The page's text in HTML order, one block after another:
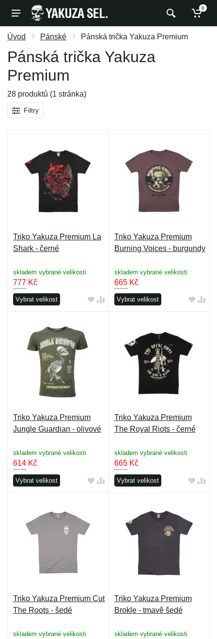
0
Úvod Pánské Pánská trička Yakuza Premium
Pánská trička Yakuza
Premium
28 produktů (1 stránka)
Filtry
Triko Yakuza Premium La
Shark - černé
skladem vybrané velikosti
777 Kč
Vybrat velikost
Triko Yakuza Premium
Burning Voices - burgundy
skladem vybrané velikosti
665Kč
Vybrat velikost
Triko Yakuza Premium
Jungle Guardian - olivové
skladem vybrané velikosti
614 Kč
Vybrat velikost
Triko Yakuza Premium
The Royal Riots - černé
skladem vybrané velikosti
665Kč
Vybrat velikost
Triko Yakuza Premium Cut
The Roots - šedé
skladem vybrané velikosti
Triko Yakuza Premium
Brokle - tmavě šedé
skladem vybrané velikosti